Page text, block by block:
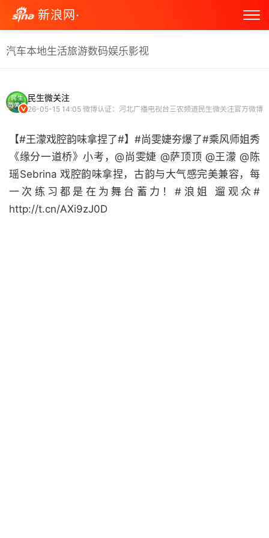
新浪网·
汽车本地生活旅游数码娱乐影视
民生微关注
26-05-15 14:05 微博认证：河北广播电视台三农频道民生微关注官方微博
【#王濛戏腔韵味拿捏了#】#尚雯婕夯爆了#乘风师姐秀
《缘分一道桥》小考，@尚雯婕 @萨顶顶 @王濛 @陈
瑶Sebrina 戏腔韵味拿捏，古韵与大气感完美兼容，每
一次练习都是在为舞台蓄力！#浪姐 遛观众#
http://t.cn/AXi9zJ0D ​